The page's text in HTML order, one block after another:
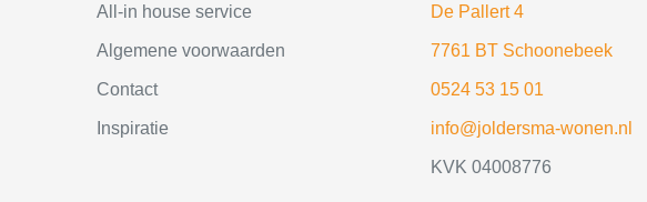
All-in house service
Algemene voorwaarden
Contact
Inspiratie
De Pallert 4
7761 BT Schoonebeek
0524 53 15 01
info@joldersma-wonen.nl
KVK 04008776